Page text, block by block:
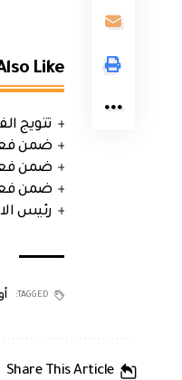
Like
تتويج
ضمن
ضمن
ضمن
رئيس
TAGGED:
Share This Article